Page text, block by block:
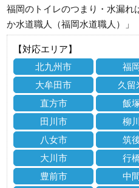
福岡のトイレのつまり・水漏れ
か水道職人（福岡水道職人）」
【対応エリア】
北九州市
福
大牟田市
久留
直方市
飯
田川市
柳
八女市
筑
大川市
行
豊前市
中